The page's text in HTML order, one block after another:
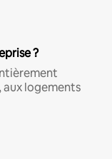
?
aux logements